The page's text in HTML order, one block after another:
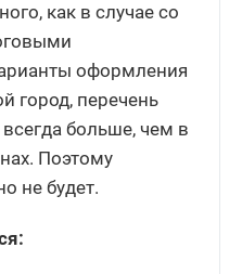
как в случае со
оформления
город, перечень
больше, чем в
Поэтому
не будет.